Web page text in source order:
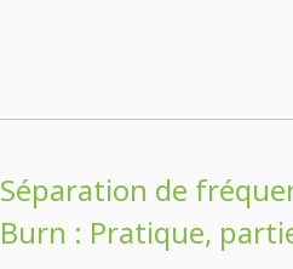
Séparation de
Burn : Pratique,